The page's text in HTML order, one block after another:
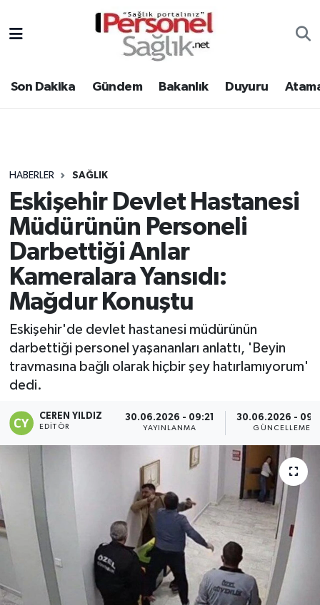
Son Dakika Gündem Bakanlık Duyuru
HABERLER SAĞLIK
Eskişehir Devlet Hastanesi
Müdürünün Personeli
Darbettiği Anlar
Kameralara Yansıdı:
Mağdur Konuştu
Eskişehir'de devlet hastanesi müdürünün
darbettiği personel yaşananları anlattı, 'Beyin
travmasına bağlı olarak hiçbir şey hatırlamıyorum'
dedi.
CEREN YILDIZ
EDITÖR
30.06.2026 - 09:21
YAYINLANMA
30.06.2026 -
GÜNCELLEME
Gündem
Atamalar
Mevzuat
Sendika
Kpss - Sınav
Nöbetçi Eczaneler
Hava Durumu
Tüm Manşetler
Son Dakika Haberleri
Haber Arşivi